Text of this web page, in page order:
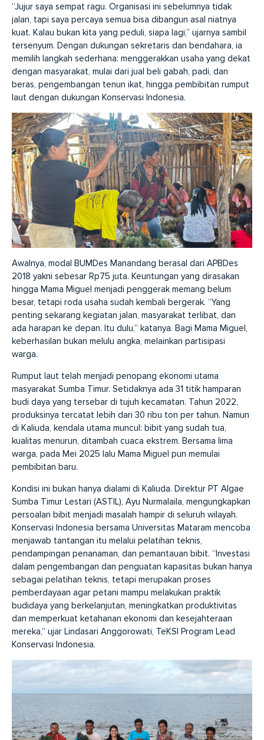
“Jujur saya sempat ragu. Organisasi ini sebelumnya tidak
jalan, tapi saya percaya semua bisa dibangun asal niatnya
kuat. Kalau bukan kita yang peduli, siapa lagi,” ujarnya sambil
tersenyum. Dengan dukungan sekretaris dan bendahara, ia
memilih langkah sederhana: menggerakkan usaha yang dekat
dengan masyarakat, mulai dari jual beli gabah, padi, dan
beras, pengembangan tenun ikat, hingga pembibitan rumput
laut dengan dukungan Konservasi Indonesia.
Awalnya, modal BUMDes Manandang berasal dari APBDes
2018 yakni sebesar Rp75 juta. Keuntungan yang dirasakan
hingga Mama Miguel menjadi penggerak memang belum
besar, tetapi roda usaha sudah kembali bergerak. “Yang
penting sekarang kegiatan jalan, masyarakat terlibat, dan
ada harapan ke depan. Itu dulu,” katanya. Bagi Mama Miguel,
keberhasilan bukan melulu angka, melainkan partisipasi
warga.
Rumput laut telah menjadi penopang ekonomi utama
masyarakat Sumba Timur. Setidaknya ada 31 titik hamparan
budi daya yang tersebar di tujuh kecamatan. Tahun 2022,
produksinya tercatat lebih dari 30 ribu ton per tahun. Namun
di Kaliuda, kendala utama muncul: bibit yang sudah tua,
kualitas menurun, ditambah cuaca ekstrem. Bersama lima
warga, pada Mei 2025 lalu Mama Miguel pun memulai
pembibitan baru.
Kondisi ini bukan hanya dialami di Kaliuda. Direktur PT Algae
Sumba Timur Lestari (ASTIL), Ayu Nurmalaila, mengungkapkan
persoalan bibit menjadi masalah hampir di seluruh wilayah.
Konservasi Indonesia bersama Universitas Mataram mencoba
menjawab tantangan itu melalui pelatihan teknis,
pendampingan penanaman, dan pemantauan bibit. “Investasi
dalam pengembangan dan penguatan kapasitas bukan hanya
sebagai pelatihan teknis, tetapi merupakan proses
pemberdayaan agar petani mampu melakukan praktik
budidaya yang berkelanjutan, meningkatkan produktivitas
dan memperkuat ketahanan ekonomi dan kesejahteraan
mereka,” ujar Lindasari Anggorowati, TeKSI Program Lead
Konservasi Indonesia.